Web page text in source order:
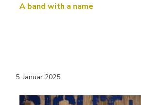
A band with a name
5. Januar 2025